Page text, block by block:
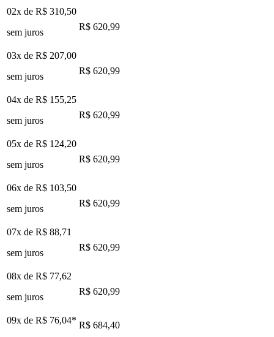
02x de R$ 310,50
sem juros
R$ 620,99
03x de R$ 207,00
sem juros
R$ 620,99
04x de R$ 155,25
sem juros
R$ 620,99
05x de R$ 124,20
sem juros
R$ 620,99
06x de R$ 103,50
sem juros
R$ 620,99
07x de R$ 88,71
sem juros
R$ 620,99
08x de R$ 77,62
sem juros
R$ 620,99
09x de R$ 76,04* R$ 684,40